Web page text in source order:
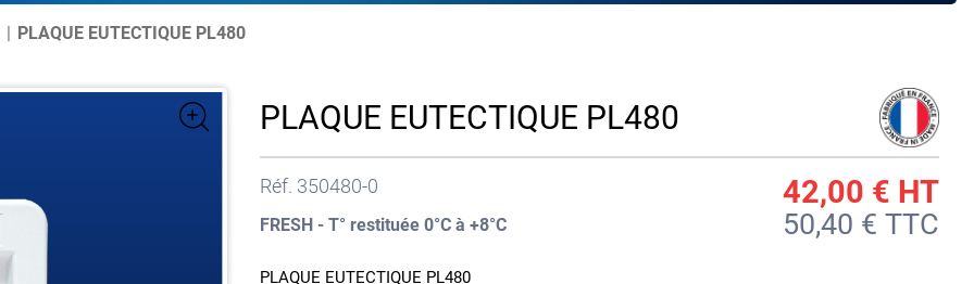
PLAQUE EUTECTIQUE PL480
PLAQUE EUTECTIQUE PL480
Réf. 350480-0
FRESH - T° restituée 0°C à +8°C
42,00 € HT
50,40 € TTC
PLAQUE EUTECTIQUE PL480